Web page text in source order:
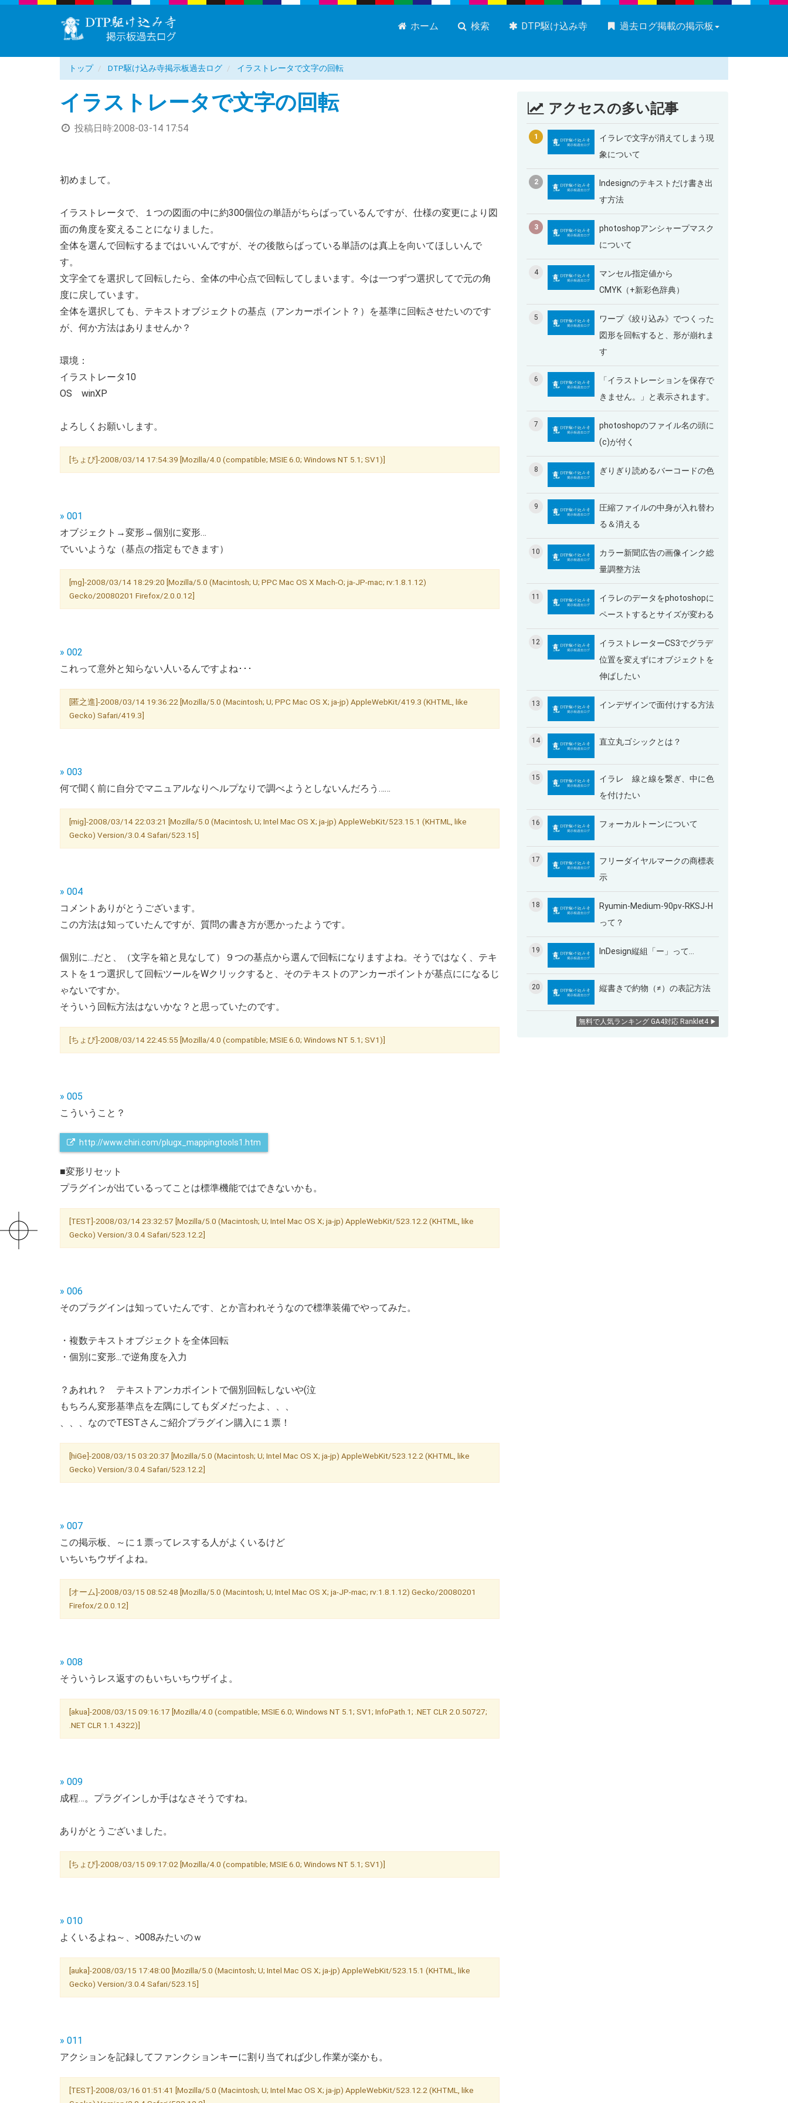
ホーム 検索 DTP駆け込み寺 過去ログ掲載の掲示板
トップ DTP駆け込み寺掲示板過去ログ イラストレータで文字の回転
イラストレータで文字の回転
投稿日時:2008-03-14 17:54
初めまして。
イラストレータで、１つの図面の中に約300個位の単語がちらばっているんですが、仕様の変更により図
面の角度を変えることになりました。
全体を選んで回転するまではいいんですが、その後散らばっている単語のは真上を向いてほしいんで
す。
文字全てを選択して回転したら、全体の中心点で回転してしまいます。今は一つずつ選択してで元の角
度に戻しています。
全体を選択しても、テキストオブジェクトの基点（アンカーポイント？）を基準に回転させたいのです
が、何か方法はありませんか？
環境：
イラストレータ10
OS winXP
よろしくお願いします。
[ちょび]-2008/03/14 17:54:39 [Mozilla/4.0 (compatible; MSIE 6.0; Windows NT 5.1; SV1)]
» 001
オブジェクト→変形→個別に変形…
でいいような（基点の指定もできます）
[mg]-2008/03/14 18:29:20 [Mozilla/5.0 (Macintosh; U; PPC Mac OS X Mach-O; ja-JP-mac; rv:1.8.1.12)
Gecko/20080201 Firefox/2.0.0.12]
» 002
これって意外と知らない人いるんですよね･･･
[匿之進]-2008/03/14 19:36:22 [Mozilla/5.0 (Macintosh; U; PPC Mac OS X; ja-jp) AppleWebKit/419.3 (KHTML, like
Gecko) Safari/419.3]
» 003
何で聞く前に自分でマニュアルなりヘルプなりで調べようとしないんだろう……
[mig]-2008/03/14 22:03:21 [Mozilla/5.0 (Macintosh; U; Intel Mac OS X; ja-jp) AppleWebKit/523.15.1 (KHTML, like
Gecko) Version/3.0.4 Safari/523.15]
» 004
コメントありがとうございます。
この方法は知っていたんですが、質問の書き方が悪かったようです。
個別に…だと、（文字を箱と見なして）９つの基点から選んで回転になりますよね。そうではなく、テキ
ストを１つ選択して回転ツールをWクリックすると、そのテキストのアンカーポイントが基点にになるじ
ゃないですか。
そういう回転方法はないかな？と思っていたのです。
[ちょび]-2008/03/14 22:45:55 [Mozilla/4.0 (compatible; MSIE 6.0; Windows NT 5.1; SV1)]
» 005
こういうこと？
http://www.chiri.com/plugx_mappingtools1.htm
■変形リセット
プラグインが出ているってことは標準機能ではできないかも。
[TEST]-2008/03/14 23:32:57 [Mozilla/5.0 (Macintosh; U; Intel Mac OS X; ja-jp) AppleWebKit/523.12.2 (KHTML, like
Gecko) Version/3.0.4 Safari/523.12.2]
» 006
そのプラグインは知っていたんです、とか言われそうなので標準装備でやってみた。
・複数テキストオブジェクトを全体回転
・個別に変形...で逆角度を入力
？あれれ？ テキストアンカポイントで個別回転しないや(泣
もちろん変形基準点を左隅にしてもダメだったよ、、、
、、、なのでTESTさんご紹介プラグイン購入に１票！
[hiGe]-2008/03/15 03:20:37 [Mozilla/5.0 (Macintosh; U; Intel Mac OS X; ja-jp) AppleWebKit/523.12.2 (KHTML, like
Gecko) Version/3.0.4 Safari/523.12.2]
» 007
この掲示板、～に１票ってレスする人がよくいるけど
いちいちウザイよね。
[オーム]-2008/03/15 08:52:48 [Mozilla/5.0 (Macintosh; U; Intel Mac OS X; ja-JP-mac; rv:1.8.1.12) Gecko/20080201
Firefox/2.0.0.12]
» 008
そういうレス返すのもいちいちウザイよ。
[akua]-2008/03/15 09:16:17 [Mozilla/4.0 (compatible; MSIE 6.0; Windows NT 5.1; SV1; InfoPath.1; .NET CLR 2.0.50727;
.NET CLR 1.1.4322)]
» 009
成程…。プラグインしか手はなさそうですね。
ありがとうございました。
[ちょび]-2008/03/15 09:17:02 [Mozilla/4.0 (compatible; MSIE 6.0; Windows NT 5.1; SV1)]
» 010
よくいるよね～、>008みたいのｗ
[auka]-2008/03/15 17:48:00 [Mozilla/5.0 (Macintosh; U; Intel Mac OS X; ja-jp) AppleWebKit/523.15.1 (KHTML, like
Gecko) Version/3.0.4 Safari/523.15]
» 011
アクションを記録してファンクションキーに割り当てれば少し作業が楽かも。
[TEST]-2008/03/16 01:51:41 [Mozilla/5.0 (Macintosh; U; Intel Mac OS X; ja-jp) AppleWebKit/523.12.2 (KHTML, like
アクセスの多い記事
1
イラレで文字が消えてしまう現
象について
2
Indesignのテキストだけ書き出
す方法
3
photoshopアンシャープマスク
について
4
マンセル指定値から
CMYK（+新彩色辞典）
5
ワープ《絞り込み》でつくった
図形を回転すると、形が崩れま
す
6
「イラストレーションを保存で
きません。」と表示されます。
7
photoshopのファイル名の頭に
(c)が付く
8 ぎりぎり読めるバーコードの色
9
圧縮ファイルの中身が入れ替わ
る＆消える
10
カラー新聞広告の画像インク総
量調整方法
11
イラレのデータをphotoshopに
ペーストするとサイズが変わる
12
イラストレーターCS3でグラデ
位置を変えずにオブジェクトを
伸ばしたい
13 インデザインで面付けする方法
14 直立丸ゴシックとは？
15
イラレ 線と線を繋ぎ、中に色
を付けたい
16 フォーカルトーンについて
17
フリーダイヤルマークの商標表
示
18
Ryumin-Medium-90pv-RKSJ-H
って？
19 InDesign縦組「ー」って…
20 縦書きで約物（≠）の表記方法
無料で人気ランキング GA4対応 Ranklet4